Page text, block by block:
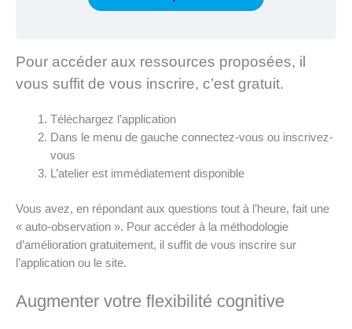
Pour accéder aux ressources proposées, il
vous suffit de vous inscrire, c’est gratuit.
Téléchargez l’application
Dans le menu de gauche connectez-vous ou inscrivez-
vous
L’atelier est immédiatement disponible
Vous avez, en répondant aux questions tout à l’heure, fait une
« auto-observation ». Pour accéder à la méthodologie
d’amélioration gratuitement, il suffit de vous inscrire sur
l’application ou le site.
Augmenter votre flexibilité cognitive